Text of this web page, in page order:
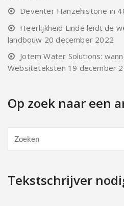
Deventer Hanzehistorie in
Heerlijkheid Linde leidt de
landbouw 20 december 2022
Jotem Water Solutions:
Websiteteksten 19 december
Op zoek naar een
Tekstschrijver